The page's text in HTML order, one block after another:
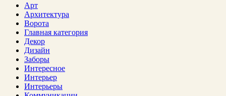
Арт
Архитектура
Ворота
Главная категория
Декор
Дизайн
Заборы
Интересное
Интерьер
Интерьеры